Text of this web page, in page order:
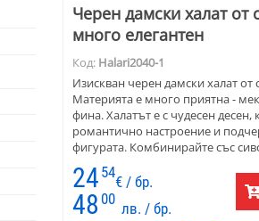
Черен дамски халат от
много елегантен
Код: Halari2040-1
Изискван черен дамски халат от
Материята е много приятна -
фина. Халатът е с чудесен десен,
романтично настроение и
фигурата. Комбинирайте със
червено и бяло. Халатът е
подарък!
24 54
€ / бр.
48 00
лв. / бр.